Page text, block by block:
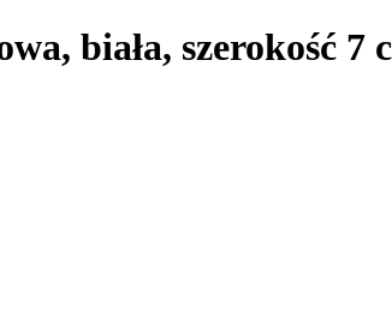
biała, szerokość 7